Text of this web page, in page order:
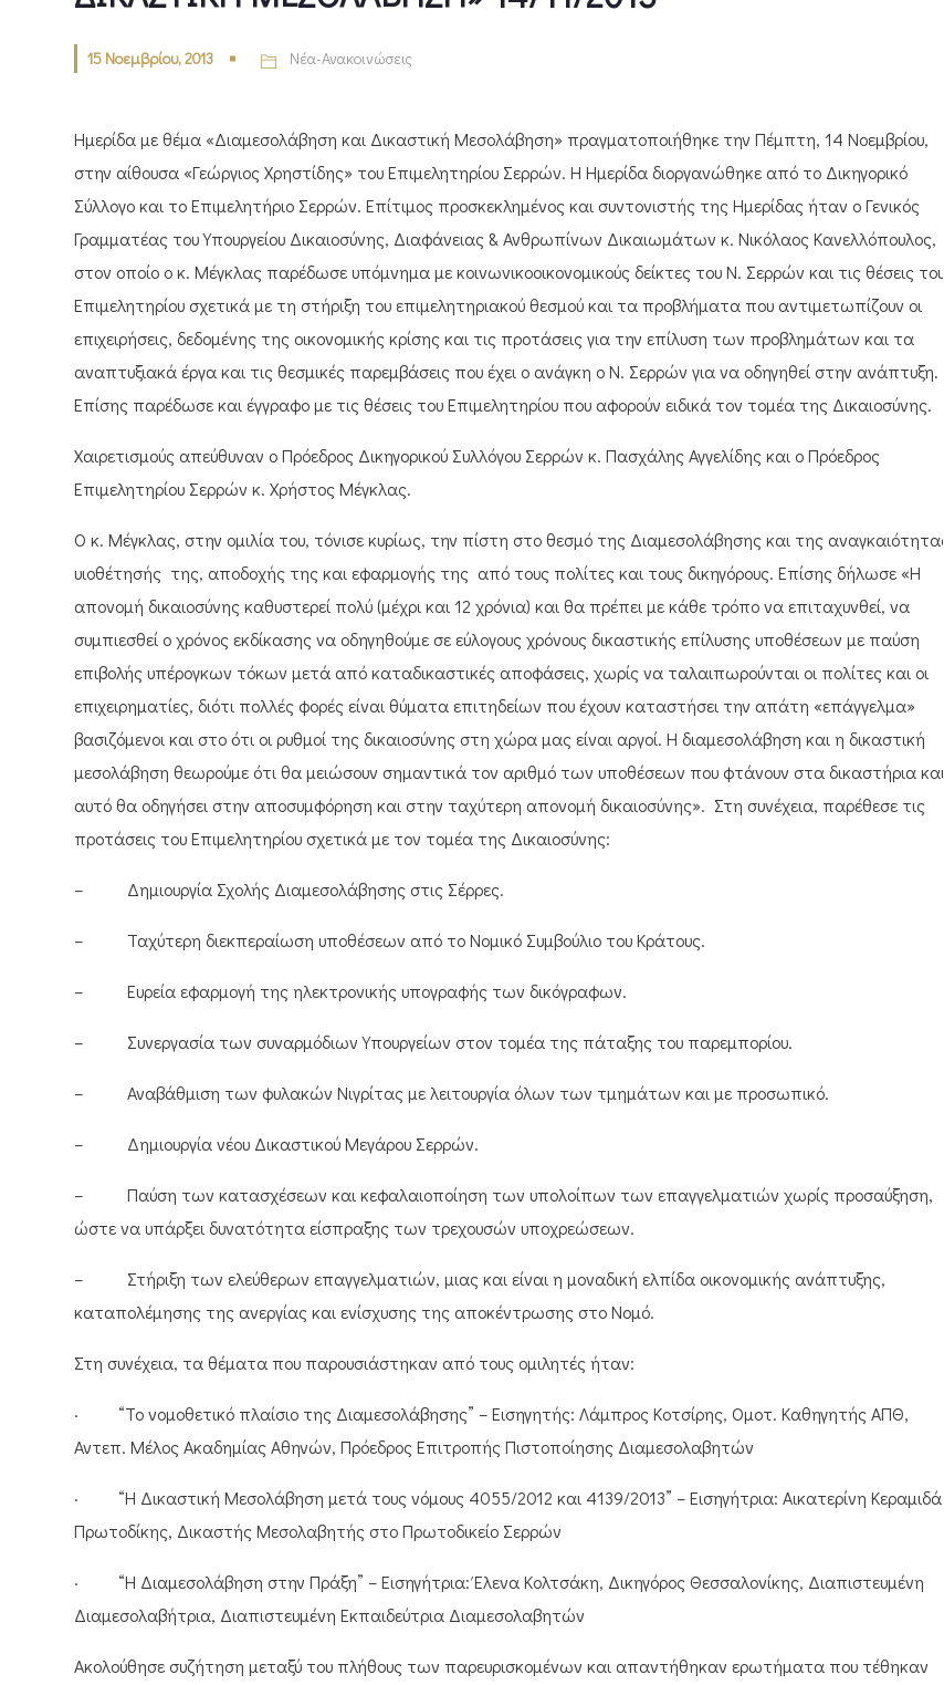
15 Νοεμβρίου, 2013 Νέα-Ανακοινώσεις
Ημερίδα με θέμα «Διαμεσολάβηση και Δικαστική Μεσολάβηση» πραγματοποιήθηκε την Πέμπτη, 14 Νοεμβρίου,
στην αίθουσα «Γεώργιος Χρηστίδης» του Επιμελητηρίου Σερρών. Η Ημερίδα διοργανώθηκε από το Δικηγορικό
Σύλλογο και το Επιμελητήριο Σερρών. Επίτιμος προσκεκλημένος και συντονιστής της Ημερίδας ήταν ο Γενικός
Γραμματέας του Υπουργείου Δικαιοσύνης, Διαφάνειας & Ανθρωπίνων Δικαιωμάτων κ. Νικόλαος Κανελλόπουλος,
στον οποίο ο κ. Μέγκλας παρέδωσε υπόμνημα με κοινωνικοοικονομικούς δείκτες του Ν. Σερρών και τις θέσεις του
Επιμελητηρίου σχετικά με τη στήριξη του επιμελητηριακού θεσμού και τα προβλήματα που αντιμετωπίζουν οι
επιχειρήσεις, δεδομένης της οικονομικής κρίσης και τις προτάσεις για την επίλυση των προβλημάτων και τα
αναπτυξιακά έργα και τις θεσμικές παρεμβάσεις που έχει ο ανάγκη ο Ν. Σερρών για να οδηγηθεί στην ανάπτυξη.
Επίσης παρέδωσε και έγγραφο με τις θέσεις του Επιμελητηρίου που αφορούν ειδικά τον τομέα της Δικαιοσύνης.
Χαιρετισμούς απεύθυναν ο Πρόεδρος Δικηγορικού Συλλόγου Σερρών κ. Πασχάλης Αγγελίδης και ο Πρόεδρος
Επιμελητηρίου Σερρών κ. Χρήστος Μέγκλας.
Ο κ. Μέγκλας, στην ομιλία του, τόνισε κυρίως, την πίστη στο θεσμό της Διαμεσολάβησης και της αναγκαιότητας
υιοθέτησής της, αποδοχής της και εφαρμογής της από τους πολίτες και τους δικηγόρους. Επίσης δήλωσε «Η
απονομή δικαιοσύνης καθυστερεί πολύ (μέχρι και 12 χρόνια) και θα πρέπει με κάθε τρόπο να επιταχυνθεί, να
συμπιεσθεί ο χρόνος εκδίκασης να οδηγηθούμε σε εύλογους χρόνους δικαστικής επίλυσης υποθέσεων με παύση
επιβολής υπέρογκων τόκων μετά από καταδικαστικές αποφάσεις, χωρίς να ταλαιπωρούνται οι πολίτες και οι
επιχειρηματίες, διότι πολλές φορές είναι θύματα επιτηδείων που έχουν καταστήσει την απάτη «επάγγελμα»
βασιζόμενοι και στο ότι οι ρυθμοί της δικαιοσύνης στη χώρα μας είναι αργοί. Η διαμεσολάβηση και η δικαστική
μεσολάβηση θεωρούμε ότι θα μειώσουν σημαντικά τον αριθμό των υποθέσεων που φτάνουν στα δικαστήρια και
αυτό θα οδηγήσει στην αποσυμφόρηση και στην ταχύτερη απονομή δικαιοσύνης». Στη συνέχεια, παρέθεσε τις
προτάσεις του Επιμελητηρίου σχετικά με τον τομέα της Δικαιοσύνης:
– Δημιουργία Σχολής Διαμεσολάβησης στις Σέρρες.
– Ταχύτερη διεκπεραίωση υποθέσεων από το Νομικό Συμβούλιο του Κράτους.
– Ευρεία εφαρμογή της ηλεκτρονικής υπογραφής των δικόγραφων.
– Συνεργασία των συναρμόδιων Υπουργείων στον τομέα της πάταξης του παρεμπορίου.
– Αναβάθμιση των φυλακών Νιγρίτας με λειτουργία όλων των τμημάτων και με προσωπικό.
– Δημιουργία νέου Δικαστικού Μεγάρου Σερρών.
– Παύση των κατασχέσεων και κεφαλαιοποίηση των υπολοίπων των επαγγελματιών χωρίς προσαύξηση,
ώστε να υπάρξει δυνατότητα είσπραξης των τρεχουσών υποχρεώσεων.
– Στήριξη των ελεύθερων επαγγελματιών, μιας και είναι η μοναδική ελπίδα οικονομικής ανάπτυξης,
καταπολέμησης της ανεργίας και ενίσχυσης της αποκέντρωσης στο Νομό.
Στη συνέχεια, τα θέματα που παρουσιάστηκαν από τους ομιλητές ήταν:
· “Το νομοθετικό πλαίσιο της Διαμεσολάβησης” – Εισηγητής: Λάμπρος Κοτσίρης, Ομοτ. Καθηγητής ΑΠΘ,
Αντεπ. Μέλος Ακαδημίας Αθηνών, Πρόεδρος Επιτροπής Πιστοποίησης Διαμεσολαβητών
· “Η Δικαστική Μεσολάβηση μετά τους νόμους 4055/2012 και 4139/2013” – Εισηγήτρια: Αικατερίνη Κεραμιδά,
Πρωτοδίκης, Δικαστής Μεσολαβητής στο Πρωτοδικείο Σερρών
· “Η Διαμεσολάβηση στην Πράξη” – Εισηγήτρια: Έλενα Κολτσάκη, Δικηγόρος Θεσσαλονίκης, Διαπιστευμένη
Διαμεσολαβήτρια, Διαπιστευμένη Εκπαιδεύτρια Διαμεσολαβητών
Ακολούθησε συζήτηση μεταξύ του πλήθους των παρευρισκομένων και απαντήθηκαν ερωτήματα που τέθηκαν